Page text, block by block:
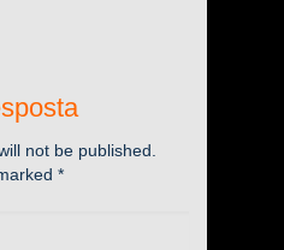
not be published.
*